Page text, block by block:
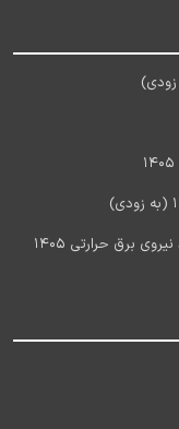
آخرین اخبار استخدام شرکت مادر تخصصی تولید نیروی برق حرارتی 1405